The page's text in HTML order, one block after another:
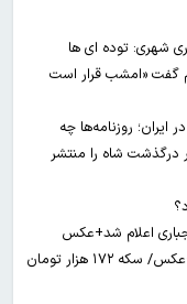
شهری: توده ای ها
گفت «امشب قرار است
روزنامه‌ها چه
درگذشت شاه را منتشر
قیمت سکه و طلا ۲۰سال پیش در چنین روزی+عکس/ سکه ۱۷۲ هزار تومان